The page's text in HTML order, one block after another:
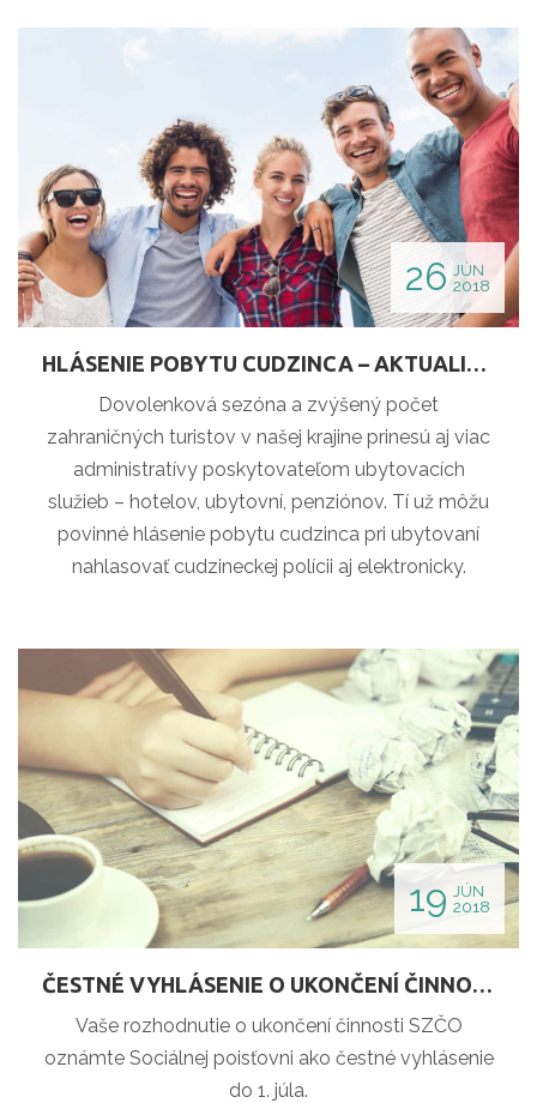
26 JÚN
2018
HLÁSENIE POBYTU CUDZINCA – AKTUALIZOVANÉ TLAČIVÁ
Dovolenková sezóna a zvýšený počet
zahraničných turistov v našej krajine prinesú aj viac
administratívy poskytovateľom ubytovacích
služieb – hotelov, ubytovní, penziónov. Tí už môžu
povinné hlásenie pobytu cudzinca pri ubytovaní
nahlasovať cudzineckej polícii aj elektronicky.
19 JÚN
2018
ČESTNÉ VYHLÁSENIE O UKONČENÍ ČINNOSTI SZČO
Vaše rozhodnutie o ukončení činnosti SZČO
oznámte Sociálnej poisťovni ako čestné vyhlásenie
do 1. júla.